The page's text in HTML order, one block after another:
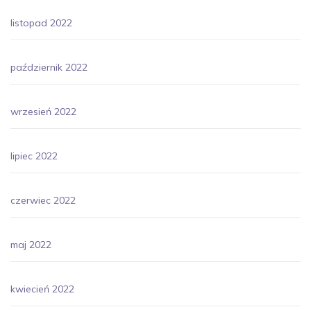
listopad 2022
październik 2022
wrzesień 2022
lipiec 2022
czerwiec 2022
maj 2022
kwiecień 2022